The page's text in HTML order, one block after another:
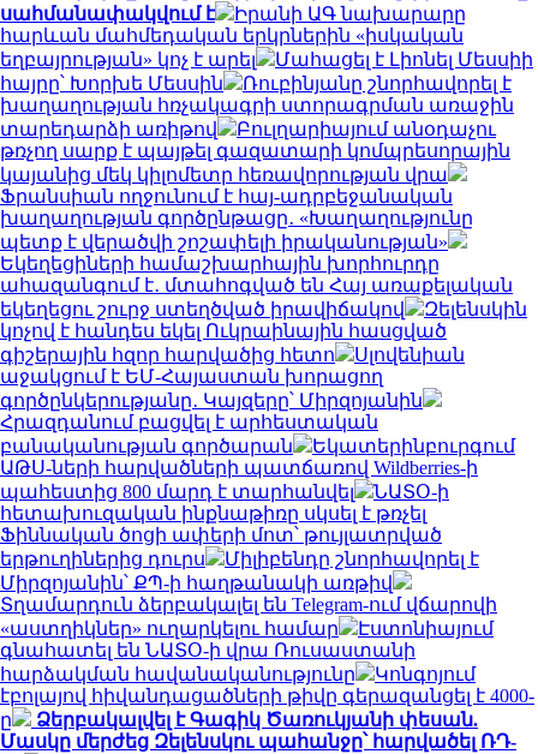
սահմանափակվում է
Իրանի ԱԳ նախարարը
հարևան մահմեդական երկրներին «իսկական
եղբայրության» կոչ է արել
Մահացել է Լիոնել Մեսսիի
հայրը՝ Խորխե Մեսսին
Ռուբինյանը շնորհավորել է
խաղաղության հռչակագրի ստորագրման առաջին
տարեդարձի առիթով
Բուլղարիայում անօդաչու
թռչող սարք է պայթել գազատարի կոմպրեսորային
կայանից մեկ կիլոմետր հեռավորության վրա
Ֆրանսիան ողջունում է հայ-ադրբեջանական
խաղաղության գործընթացը․ «Խաղաղությունը
պետք է վերածվի շոշափելի իրականության»
Եկեղեցիների համաշխարհային խորհուրդը
ահազանգում է․ մտահոգված են Հայ առաքելական
եկեղեցու շուրջ ստեղծված իրավիճակով
Զելենսկին
կոչով է հանդես եկել Ուկրաինային հասցված
գիշերային հզոր հարվածից հետո
Սլովենիան
աջակցում է ԵՄ-Հայաստան խորացող
գործընկերությանը․ Կայզերը՝ Միրզոյանին
Հրազդանում բացվել է արհեստական
բանականության գործարան
Եկատերինբուրգում
ԱԹՍ-ների հարվածների պատճառով Wildberries-ի
պահեստից 800 մարդ է տարհանվել
ՆԱՏՕ-ի
հետախուզական ինքնաթիռը սկսել է թռչել
Ֆիննական ծոցի ափերի մոտ՝ թույլատրված
երթուղիներից դուրս
Միլիբենդը շնորհավորել է
Միրզոյանին՝ ՔՊ-ի հաղթանակի առթիվ
Տղամարդուն ձերբակալել են Telegram-ում վճարովի
«աստղիկներ» ուղարկելու համար
Էստոնիայում
գնահատել են ՆԱՏՕ-ի վրա Ռուսաստանի
հարձակման հավանականությունը
Կոնգոյում
էբոլայով հիվանդացածների թիվը գերազանցել է 4000-
ը
Ձերբակալվել է Գագիկ Ծառուկյանի փեսան.
Մասկը մերժեց Զելենսկու պահանջը՝ հարվածել ՌԴ-